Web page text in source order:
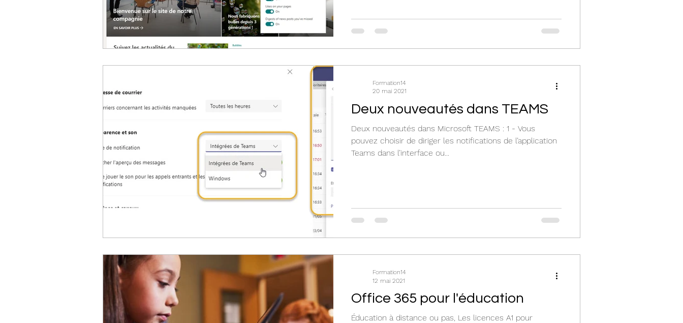
Deux nouveautés dans TEAMS
Deux nouveautés dans Microsoft TEAMS : 1 - Vous
pouvez choisir de diriger les notifications de l’application
Teams dans l’interface ou...
Formation14
20 mai 2021
Office 365 pour l'éducation
Éducation à distance ou pas, Les licences A1 pour
Formation14
12 mai 2021